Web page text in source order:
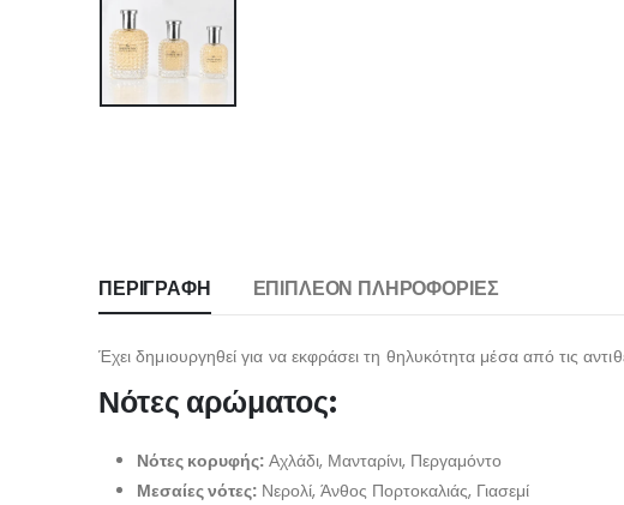
ΠΕΡΙΓΡΑΦΉ ΕΠΙΠΛΈΟΝ ΠΛΗΡΟΦΟΡΊΕΣ
Έχει δημιουργηθεί για να εκφράσει τη θηλυκότητα μέσα από τις
Νότες αρώματος:
Νότες κορυφής: Αχλάδι, Μανταρίνι, Περγαμόντο
Μεσαίες νότες: Νερολί, Άνθος Πορτοκαλιάς, Γιασεμί